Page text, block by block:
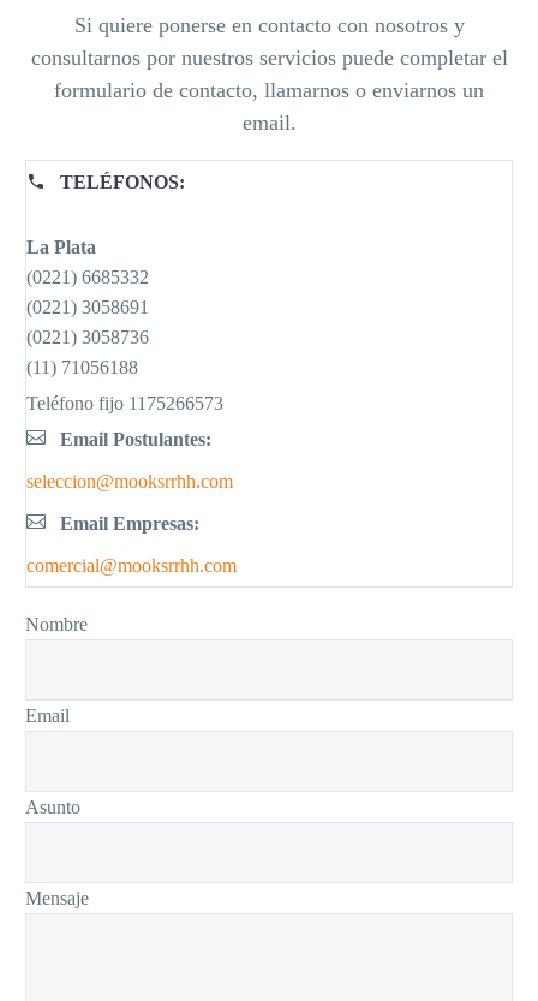
Si quiere ponerse en contacto con nosotros y
consultarnos por nuestros servicios puede completar el
formulario de contacto, llamarnos o enviarnos un
email.
TELÉFONOS:
La Plata
(0221) 6685332
(0221) 3058691
(0221) 3058736
(11) 71056188
Teléfono fijo 1175266573
Email Postulantes:
seleccion@mooksrrhh.com
Email Empresas:
comercial@mooksrrhh.com
Nombre
Email
Asunto
Mensaje